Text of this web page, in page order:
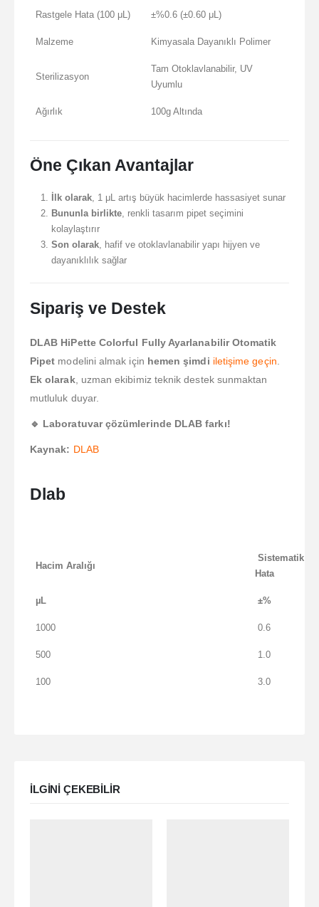
Rastgele Hata (100 μL) ±%0.6 (±0.60 μL)
Malzeme Kimyasala Dayanıklı Polimer
Sterilizasyon
Tam Otoklavlanabilir, UV
Uyumlu
Ağırlık 100g Altında
Öne Çıkan Avantajlar
İlk olarak, 1 μL artış büyük hacimlerde hassasiyet sunar
Bununla birlikte, renkli tasarım pipet seçimini
kolaylaştırır
Son olarak, hafif ve otoklavlanabilir yapı hijyen ve
dayanıklılık sağlar
Sipariş ve Destek
DLAB HiPette Colorful Fully Ayarlanabilir Otomatik
Pipet modelini almak için hemen şimdi iletişime geçin
Ek olarak, uzman ekibimiz teknik destek sunmaktan
mutluluk duyar.
🔹 Laboratuvar çözümlerinde DLAB farkı!
Kaynak: DLAB
Dlab
Hacim Aralığı
Sistematik
Hata
µL ±%
1000 0.6
500 1.0
100 3.0
ILGINI ÇEKEBILIR